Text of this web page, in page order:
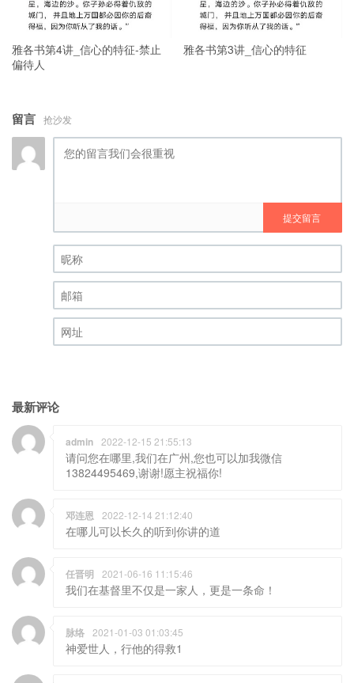
雅各书第4讲_信心的特征-禁止
偏待人
雅各书第3讲_信心的特征
留言 抢沙发
提交留言
昵称 (必填)
邮箱 (必填)
最新评论
admin 2022-12-15 21:55:13
请问您在哪里,我们在广州,您也可以加我微信
13824495469,谢谢!愿主祝福你!
邓连恩 2022-12-14 21:12:40
在哪儿可以长久的听到你讲的道
任晋明 2021-06-16 11:15:46
我们在基督里不仅是一家人，更是一条命！
脉络 2021-01-03 01:03:45
神爱世人，行他的得救1